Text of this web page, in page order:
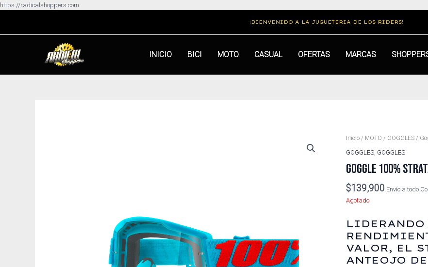
https://radicalshoppers.com
¡BIENVENIDO A LA JUGUETERIA DE LOS RIDERS!
INICIO BICI MOTO CASUAL OFERTAS MARCAS
Inicio / MOTO / GOGGLES /
GOGGLES, GOGGLES
GOGGLE 100%
$139,900 Envío a todo
Agotado
LIDERANDO
VALOR, EL
ANTEOJO